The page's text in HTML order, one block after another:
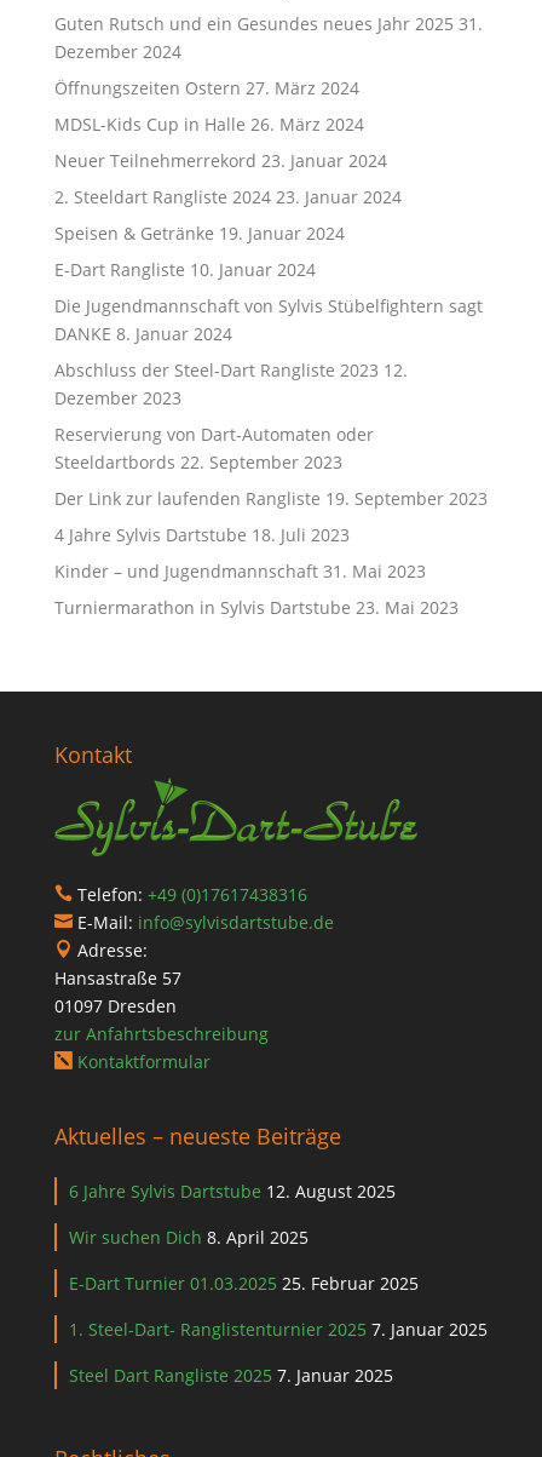
Guten Rutsch und ein Gesundes neues Jahr 2025 31.
Dezember 2024
Öffnungszeiten Ostern 27. März 2024
MDSL-Kids Cup in Halle 26. März 2024
Neuer Teilnehmerrekord 23. Januar 2024
2. Steeldart Rangliste 2024 23. Januar 2024
Speisen & Getränke 19. Januar 2024
E-Dart Rangliste 10. Januar 2024
Die Jugendmannschaft von Sylvis Stübelfightern sagt
DANKE 8. Januar 2024
Abschluss der Steel-Dart Rangliste 2023 12.
Dezember 2023
Reservierung von Dart-Automaten oder
Steeldartbords 22. September 2023
Der Link zur laufenden Rangliste 19. September 2023
4 Jahre Sylvis Dartstube 18. Juli 2023
Kinder – und Jugendmannschaft 31. Mai 2023
Turniermarathon in Sylvis Dartstube 23. Mai 2023
Kontakt
Telefon: +49 (0)17617438316
E-Mail: info@sylvisdartstube.de
 Adresse:
Hansastraße 57
01097 Dresden
zur Anfahrtsbeschreibung
 Kontaktformular
Aktuelles – neueste Beiträge
6 Jahre Sylvis Dartstube 12. August 2025
Wir suchen Dich 8. April 2025
E-Dart Turnier 01.03.2025 25. Februar 2025
1. Steel-Dart- Ranglistenturnier 2025 7. Januar 2025
Steel Dart Rangliste 2025 7. Januar 2025